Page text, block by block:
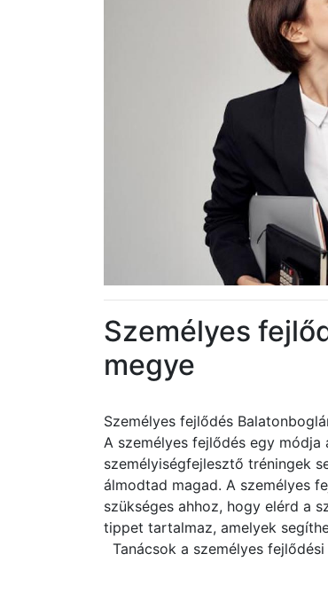
Személyes
megye
Személyes fejlődés
A személyes fejlődés egy
személyiségfejlesztő tréningek
álmodtad magad. A személyes
szükséges ahhoz, hogy elérd a
tippet tartalmaz, amelyek
Tanácsok a személyes